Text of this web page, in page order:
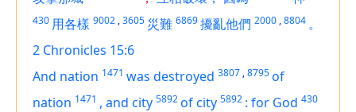
430 用各樣 9002 ,3605 災難 6869擾亂他們 2000 ,8804 。
2 Chronicles 15:6
And nation 1471 was destroyed 3807 ,8795of
nation 1471 , and city 5892of city 5892 : for God 430